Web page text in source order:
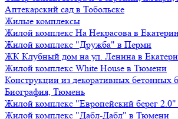
Аптекарский сад в Тобольске
Жилые комплексы
Жилой комплекс На Некрасова в
Жилой комплекс "Дружба" в Перми
ЖК Клубный дом на ул. Ленина в
Жилой комплекс White House в Тюмени
Конструкции из декоративных бетонных
Биография, Тюмень
Жилой комплекс "Европейский берег
Жилой комплекс "Дабл-Дабл" в Тюмени